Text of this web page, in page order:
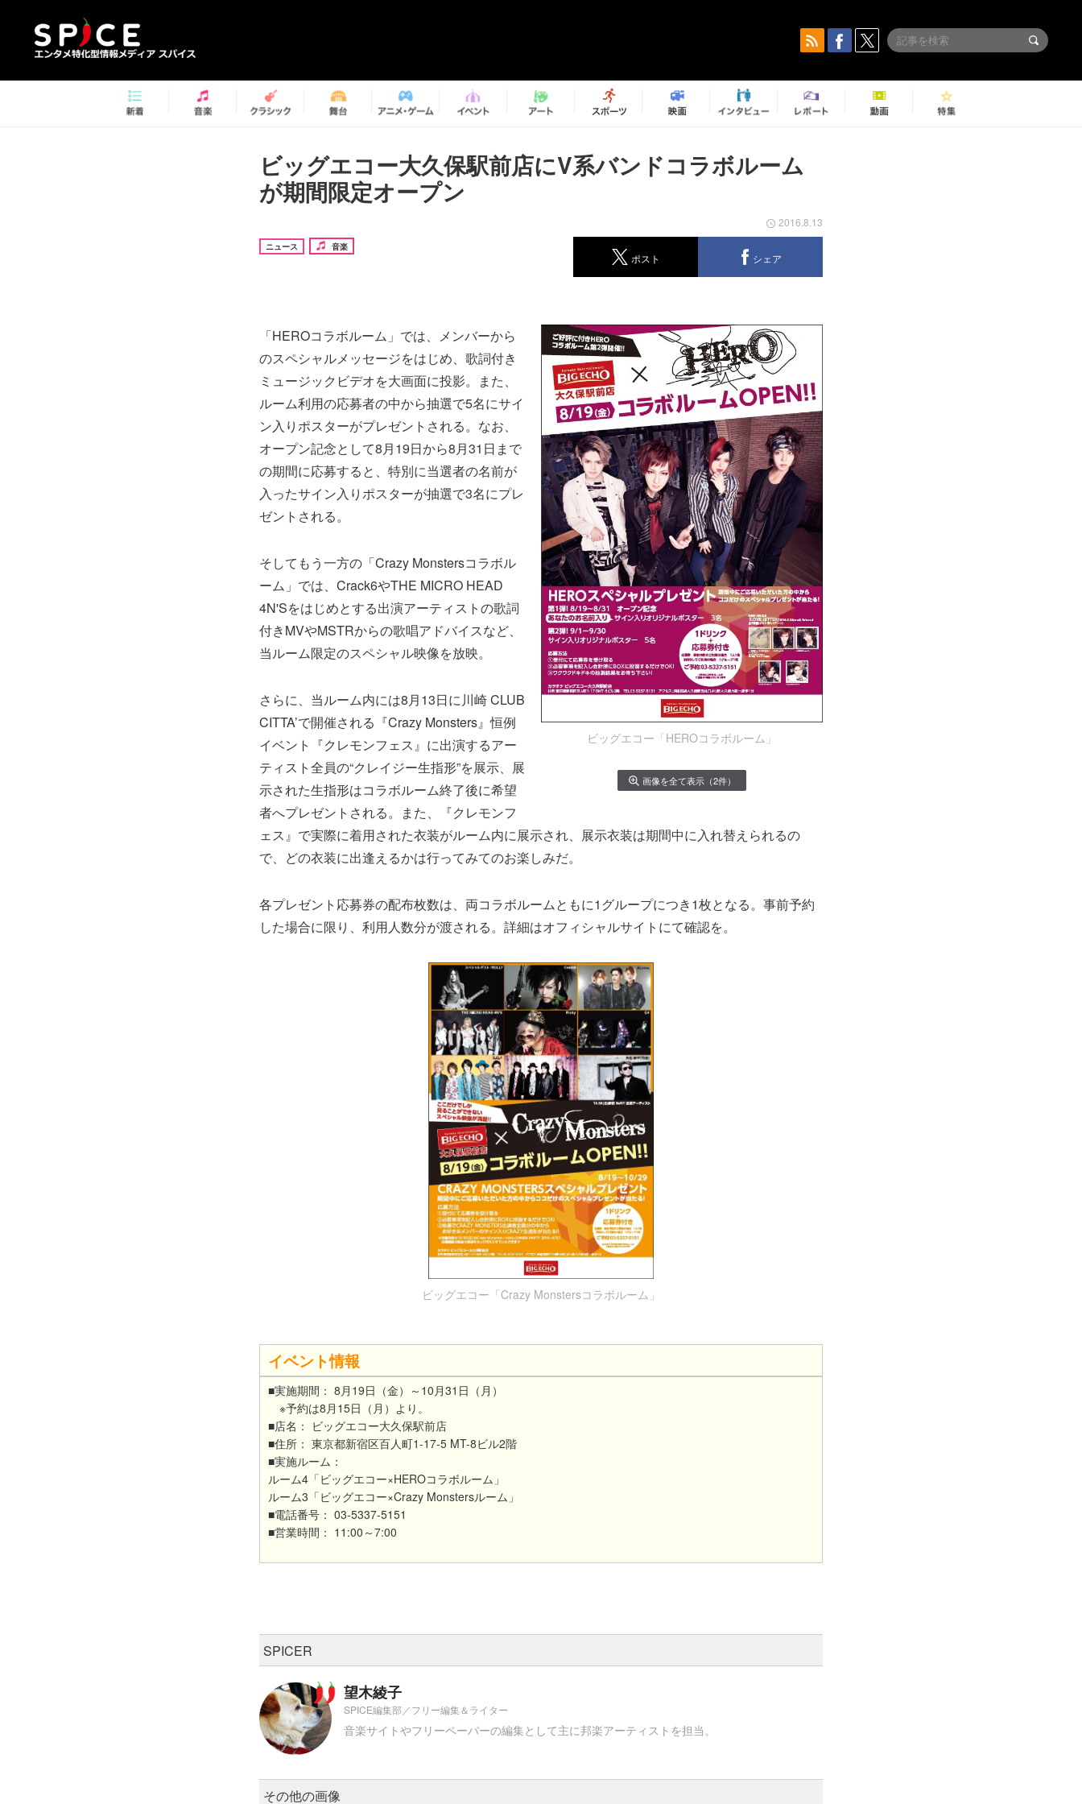
ビッグエコー大久保駅前店にV系バンドコラボルーム
が期間限定オープン
ニュース 音楽
2016.8.13
ポスト シェア
ビッグエコー「HEROコラボルーム」
画像を全て表示（2件）
「HEROコラボルーム」では、メンバーから
のスペシャルメッセージをはじめ、歌詞付き
ミュージックビデオを大画面に投影。また、
ルーム利用の応募者の中から抽選で5名にサイ
ン入りポスターがプレゼントされる。なお、
オープン記念として8月19日から8月31日まで
の期間に応募すると、特別に当選者の名前が
入ったサイン入りポスターが抽選で3名にプレ
ゼントされる。
そしてもう一方の「Crazy Monstersコラボル
ーム」では、Crack6やTHE MICRO HEAD
4N'Sをはじめとする出演アーティストの歌詞
付きMVやMSTRからの歌唱アドバイスなど、
当ルーム限定のスペシャル映像を放映。
さらに、当ルーム内には8月13日に川崎 CLUB
CITTA’で開催される『Crazy Monsters』恒例
イベント『クレモンフェス』に出演するアー
ティスト全員の“クレイジー生指形”を展示、展
示された生指形はコラボルーム終了後に希望
者へプレゼントされる。また、『クレモンフ
ェス』で実際に着用された衣装がルーム内に展示され、展示衣装は期間中に入れ替えられるの
で、どの衣装に出逢えるかは行ってみてのお楽しみだ。
各プレゼント応募券の配布枚数は、両コラボルームともに1グループにつき1枚となる。事前予約
した場合に限り、利用人数分が渡される。詳細はオフィシャルサイトにて確認を。
ビッグエコー「Crazy Monstersコラボルーム」
イベント情報
■実施期間： 8月19日（金）～10月31日（月）
※予約は8月15日（月）より。
■店名： ビッグエコー大久保駅前店
■住所： 東京都新宿区百人町1-17-5 MT-8ビル2階
■実施ルーム：
ルーム4「ビッグエコー×HEROコラボルーム」
ルーム3「ビッグエコー×Crazy Monstersルーム」
■電話番号： 03-5337-5151
■営業時間： 11:00～7:00
SPICER
望木綾子
SPICE編集部／フリー編集＆ライター
音楽サイトやフリーペーパーの編集として主に邦楽アーティストを担当。
その他の画像